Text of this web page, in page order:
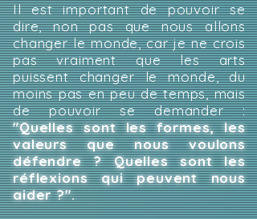
Il est important de pouvoir se
dire, non pas que nous allons
changer le monde, car je ne crois
pas vraiment que les arts
puissent changer le monde, du
moins pas en peu de temps, mais
de pouvoir se demander :
"Quelles sont les formes, les
valeurs que nous voulons
défendre ? Quelles sont les
réflexions qui peuvent nous
aider ?".